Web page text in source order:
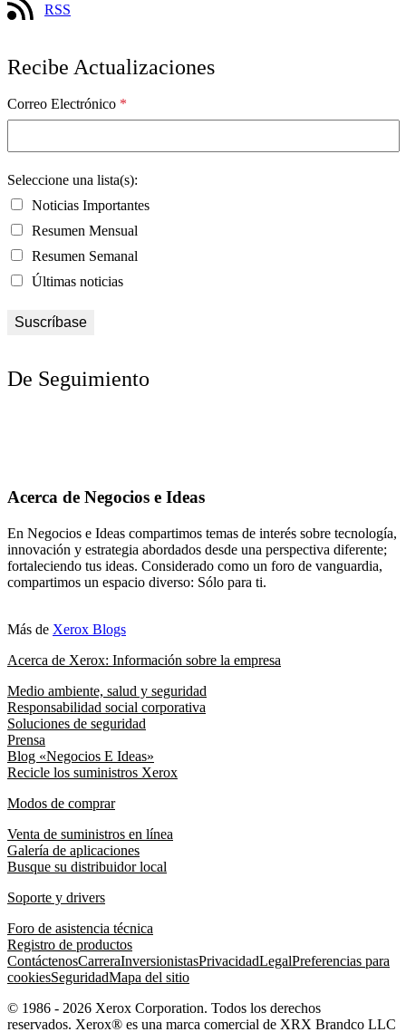
RSS
Recibe Actualizaciones
Correo Electrónico *
Seleccione una lista(s):
Noticias Importantes
Resumen Mensual
Resumen Semanal
Últimas noticias
De Seguimiento
Acerca de Negocios e Ideas
En Negocios e Ideas compartimos temas de interés sobre tecnología,
innovación y estrategia abordados desde una perspectiva diferente;
fortaleciendo tus ideas. Considerado como un foro de vanguardia,
compartimos un espacio diverso: Sólo para ti.
Más de Xerox Blogs
Acerca de Xerox: Información sobre la empresa
Medio ambiente, salud y seguridad
Responsabilidad social corporativa
Soluciones de seguridad
Prensa
Blog «Negocios E Ideas»
Recicle los suministros Xerox
Modos de comprar
Venta de suministros en línea
Galería de aplicaciones
Busque su distribuidor local
Soporte y drivers
Foro de asistencia técnica
Registro de productos
ContáctenosCarreraInversionistasPrivacidadLegalPreferencias para
cookiesSeguridadMapa del sitio
© 1986 - 2026 Xerox Corporation. Todos los derechos
reservados. Xerox® es una marca comercial de XRX Brandco LLC